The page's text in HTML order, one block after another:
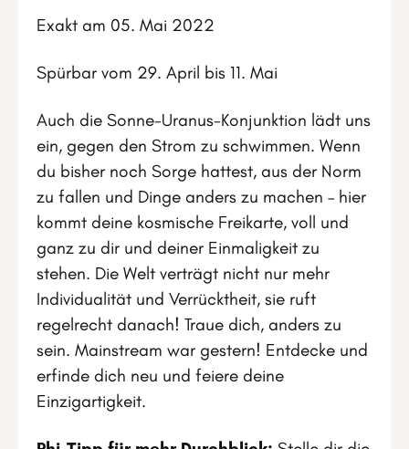
Exakt am 05. Mai 2022
Spürbar vom 29. April bis 11. Mai
Auch die Sonne-Uranus-Konjunktion lädt uns
ein, gegen den Strom zu schwimmen. Wenn
du bisher noch Sorge hattest, aus der Norm
zu fallen und Dinge anders zu machen – hier
kommt deine kosmische Freikarte, voll und
ganz zu dir und deiner Einmaligkeit zu
stehen. Die Welt verträgt nicht nur mehr
Individualität und Verrücktheit, sie ruft
regelrecht danach! Traue dich, anders zu
sein. Mainstream war gestern! Entdecke und
erfinde dich neu und feiere deine
Einzigartigkeit.